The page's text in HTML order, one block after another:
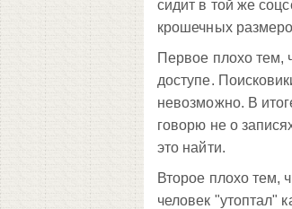
сидит в той же
крошечных
Первое плохо тем,
доступе.
невозможно. В
говорю не о
это найти.
Второе плохо тем,
человек "утоптал"